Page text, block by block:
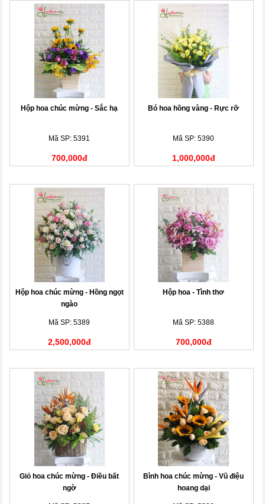
Hộp hoa chúc mừng - Sắc hạ
Mã SP: 5391
700,000đ
Bó hoa hồng vàng - Rực rỡ
Mã SP: 5390
1,000,000đ
Hộp hoa chúc mừng - Hồng ngọt
ngào
Mã SP: 5389
2,500,000đ
Hộp hoa - Tình thơ
Mã SP: 5388
700,000đ
Giỏ hoa chúc mừng - Điều bất
ngờ
Bình hoa chúc mừng - Vũ điệu
hoang dại